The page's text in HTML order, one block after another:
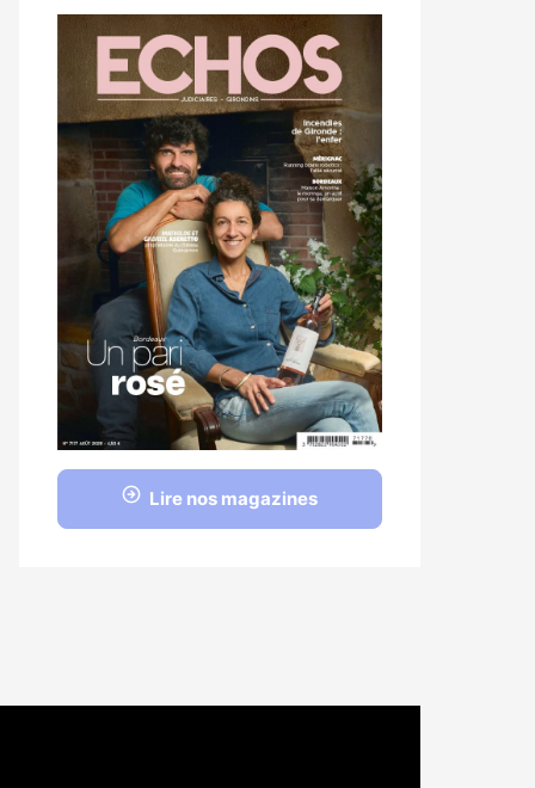
Notre
dernier
magazine
Lire nos magazines